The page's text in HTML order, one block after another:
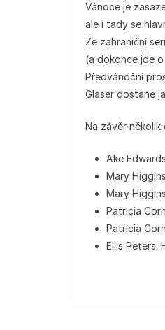
Vánoce je
ale i tady se
Ze zahraniční
(a dokonce jde
Předvánoční
Glaser dostane
Na závěr
Ake
Mary
Mary
Patricia
Patricia
Ellis Peters: